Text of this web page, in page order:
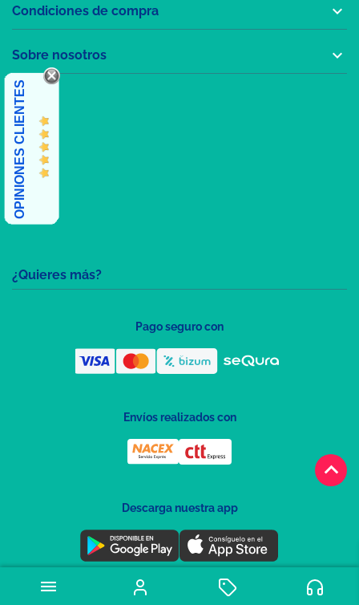
keyboard_arrow_up
¿Quieres más?
Condiciones de compra 
Sobre nosotros 
OPINIONES CLIENTES
Pago seguro con
Envíos realizados con
Descarga nuestra app